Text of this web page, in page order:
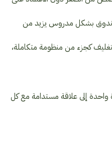
بشكل مدروس يزيد من
كجزء من منظومة متكاملة،
إلى علاقة مستدامة مع كل